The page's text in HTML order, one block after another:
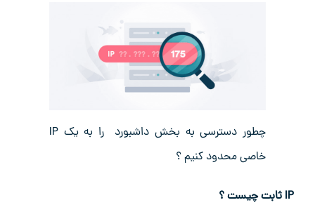
چطور دسترسی به بخش داشبورد را به یک IP
خاصی محدود کنیم ؟
IP ثابت چیست ؟